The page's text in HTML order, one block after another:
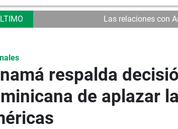
Las relaciones con
respalda
de aplazar